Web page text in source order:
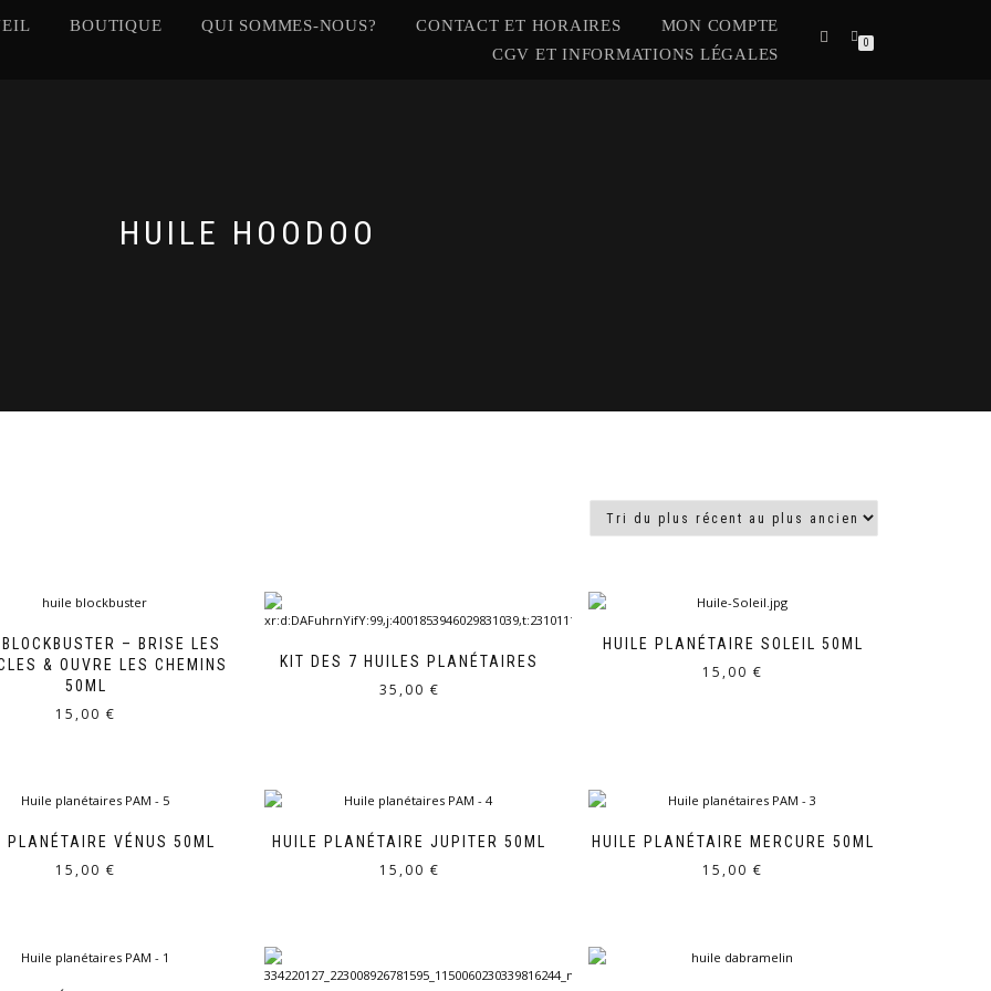
BOUTIQUE QUI SOMMES-NOUS? CONTACT ET HORAIRES
MON COMPTE
CGV ET INFORMATIONS LÉGALES
0
HUILE HOODOO
– BRISE LES
& OUVRE LES CHEMINS
50ML
15,00€
KIT DES 7 HUILES PLANÉTAIRES
35,00 €
HUILE PLANÉTAIRE SOLEIL 50ML
15,00€
PLANÉTAIRE VÉNUS 50ML
15,00€
HUILE PLANÉTAIRE JUPITER 50ML
15,00 €
HUILE PLANÉTAIRE MERCURE 50ML
15,00€